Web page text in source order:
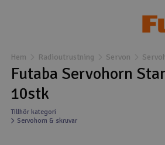
Drönare
Drönare för FPV
Flygplan
Hem Radioutrustning Servon
Futaba Servohorn
10stk
Tillhör kategori
Servohorn & skruvar